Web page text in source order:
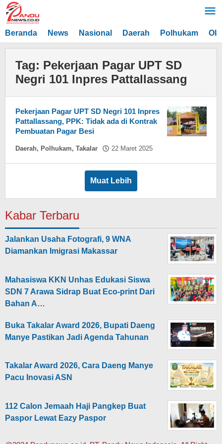
Lewati
ke
konten
Beranda News Nasional Daerah Polhukam
Tag: Pekerjaan Pagar UPT SD
Negri 101 Inpres Pattallassang
Pekerjaan Pagar UPT SD Negri 101 Inpres
Pattallassang, PPK: Tidak ada di Kontrak
Pembuatan Pagar Besi
Daerah, Polhukam, Takalar 22 Maret 2025
Muat Lebih
Kabar Terbaru
Jalankan Usaha Fotografi, 9 WNA
Diamankan Imigrasi Makassar
Mahasiswa KKN Unhas Edukasi Siswa
SDN 7 Arawa Sidrap Buat Eco-print Dari
Bahan A…
Buka Takalar Award 2026, Bupati Daeng
Manye Pastikan Jadi Agenda Tahunan
Takalar Award 2026, Cara Daeng Manye
Pacu Inovasi ASN
112 Calon Jemaah Haji Pangkep Buat
Paspor Lewat Eazy Paspor